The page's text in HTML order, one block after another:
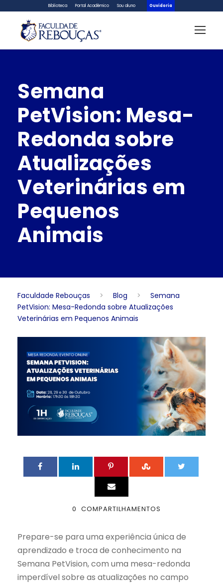
Biblioteca Portal Acadêmico Sou aluno Ouvidoria
Semana
PetVision: Mesa-
Redonda sobre
Atualizações
Veterinárias em
Pequenos
Animais
Faculdade Rebouças > Blog >
Semana
PetVision: Mesa-Redonda sobre Atualizações
Veterinárias em Pequenos Animais
0 COMPARTILHAMENTOS
Prepare-se para uma experiência única de
aprendizado e troca de conhecimento na
Semana PetVision, com uma mesa-redonda
imperdível sobre as atualizações no campo